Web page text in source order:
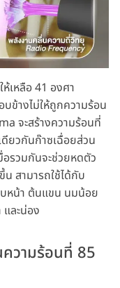
เหลือ 41 องศา
บข้างไม่ให้ถูกความร้อน
จะสร้างความร้อนที่
ยวกันก๊าซเฉื่อยส่วน
อรวมกันจะช่วยหดตัว
น สามารถใช้ได้กับ
หน้า ต้นแขน นมน้อย
ละน่อง
ความร้อนที่ 85